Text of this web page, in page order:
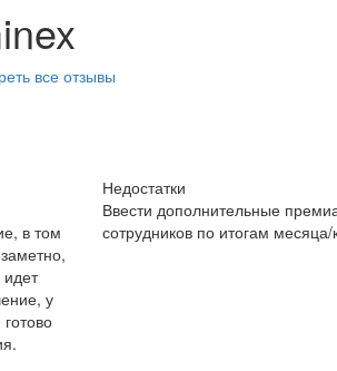
все отзывы
в том
у
Недостатки
Ввести дополнительные
сотрудников по итогам